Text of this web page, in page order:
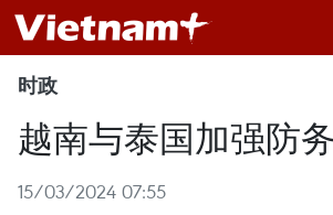
时政
越南与泰国加强防
15/03/2024 07:55